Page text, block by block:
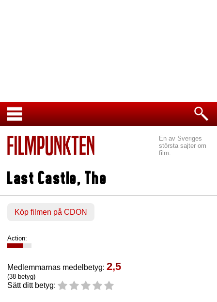
En av Sveriges
största sajter om
film.
Last Castle, The
Köp filmen på CDON
Action:
Medlemmarnas medelbetyg: 2,5
(38 betyg)
Sätt ditt betyg: